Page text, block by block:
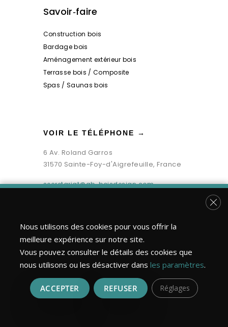
Savoir‑faire
Construction bois
Bardage bois
Aménagement extérieur bois
Terrasse bois / Composite
Spas / Saunas bois
VOIR LE TÉLÉPHONE →
6 Av. Roland Garros
31570 Sainte-Foy-d'Aigrefeuille, France
secretariat@gb-boisdesign.com
Bois Design Construction ©2026 | Tous droits réservés.
Nous utilisons des cookies pour vous offrir la
meilleure expérience sur notre site.
Vous pouvez consulter le détails des cookies que
nous utilisons ou les désactiver dans les paramètres.
ACCEPTER REFUSER Réglages